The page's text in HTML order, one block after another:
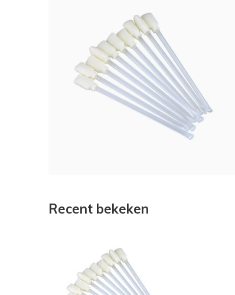
Recent bekeken